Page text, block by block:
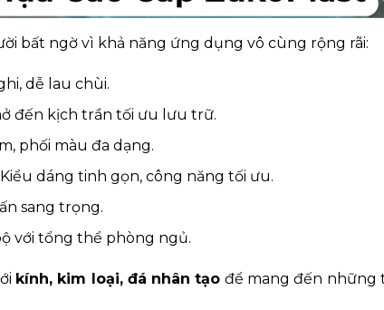
bất ngờ vì khả năng ứng dụng vô cùng rộng rãi:
dễ lau chùi.
đến kịch trần tối ưu lưu trữ.
phối màu đa dạng.
Kiểu dáng tinh gọn, công năng tối ưu.
sang trọng.
với tổng thể phòng ngủ.
kính, kim loại, đá nhân tạo để mang đến những